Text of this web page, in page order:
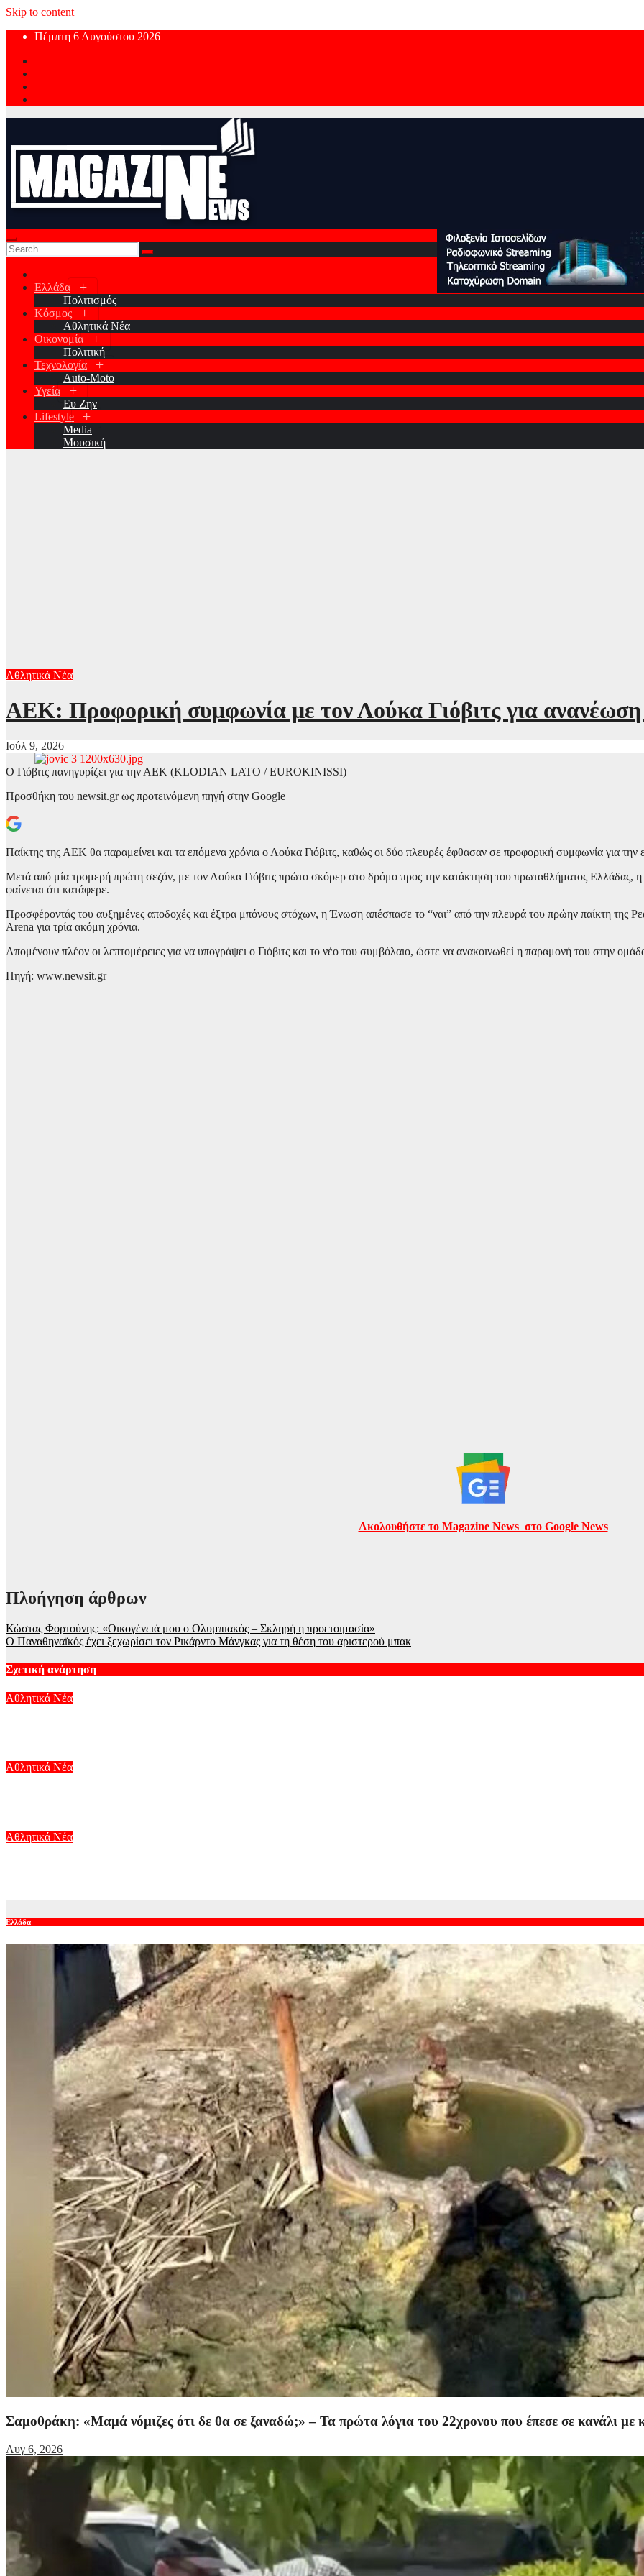
Skip to content
Πέμπτη 6 Αυγούστου 2026
Ελλάδα
Πολιτισμός
Κόσμος
Αθλητικά Νέα
Οικονομία
Πολιτική
Τεχνολογία
Auto-Moto
Υγεία
Ευ Ζην
Lifestyle
Media
Μουσική
Αθλητικά Νέα
ΑΕΚ: Προφορική συμφωνία με τον Λούκα Γιόβιτς για ανανέωση
Ιούλ 9, 2026
Ο Γιόβιτς πανηγυρίζει για την ΑΕΚ (KLODIAN LATO / EUROKINISSI)
Προσθήκη του newsit.gr ως προτεινόμενη πηγή στην Google
Παίκτης της ΑΕΚ θα παραμείνει και τα επόμενα χρόνια ο Λούκα Γιόβιτς, καθώς οι δύο πλευρές έφθασαν σε προφορική συμφωνία για την
Μετά από μία τρομερή πρώτη σεζόν, με τον Λούκα Γιόβιτς πρώτο σκόρερ στο δρόμο προς την κατάκτηση του πρωταθλήματος Ελλάδας,
φαίνεται ότι κατάφερε.
Προσφέροντάς του αυξημένες αποδοχές και έξτρα μπόνους στόχων, η Ένωση απέσπασε το “ναι” από την πλευρά του πρώην παίκτη της
Arena για τρία ακόμη χρόνια.
Απομένουν πλέον οι λεπτομέρειες για να υπογράψει ο Γιόβιτς και το νέο του συμβόλαιο, ώστε να ανακοινωθεί η παραμονή του στην
Πηγή: www.newsit.gr
Ακολουθήστε το Magazine News στο Google News
Πλοήγηση άρθρων
Κώστας Φορτούνης: «Οικογένειά μου ο Ολυμπιακός – Σκληρή η προετοιμασία»
Ο Παναθηναϊκός έχει ξεχωρίσει τον Ρικάρντο Μάνγκας για τη θέση του αριστερού μπακ
Σχετική ανάρτηση
Αθλητικά Νέα
Αθλητικά Νέα
Αθλητικά Νέα
Ελλάδα
Σαμοθράκη: «Μαμά νόμιζες ότι δε θα σε ξαναδώ;» – Τα πρώτα λόγια του 22χρονου που έπεσε σε κανάλι με
Αυγ 6, 2026